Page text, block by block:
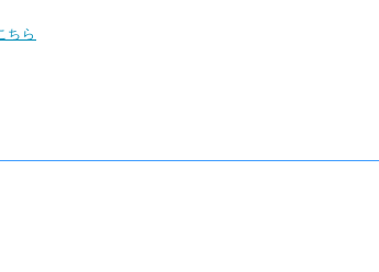
ちら